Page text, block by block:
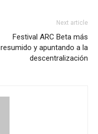
Next article
Festival ARC Beta más
resumido y apuntando a la
descentralización